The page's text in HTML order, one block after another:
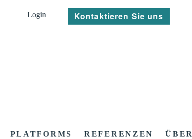
Login Kontaktieren Sie uns
PLATFORMS REFERENZEN ÜBER